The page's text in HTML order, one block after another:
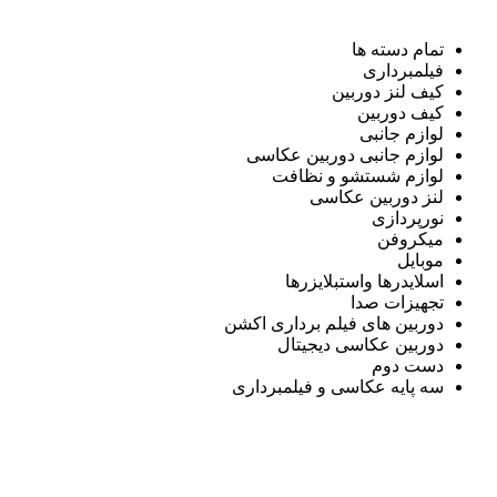
تمام دسته ها
فیلمبرداری
کیف لنز دوربین
کیف دوربین
لوازم جانبی
لوازم جانبی دوربین عکاسی
لوازم شستشو و نظافت
لنز دوربین عکاسی
نورپردازی
میکروفن
موبایل
اسلایدرها واستبلایزرها
تجهیزات صدا
دوربین های فیلم برداری اکشن
دوربین عکاسی دیجیتال
دست دوم
سه پایه عکاسی و فیلمبرداری